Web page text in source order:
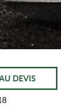
DEVIS